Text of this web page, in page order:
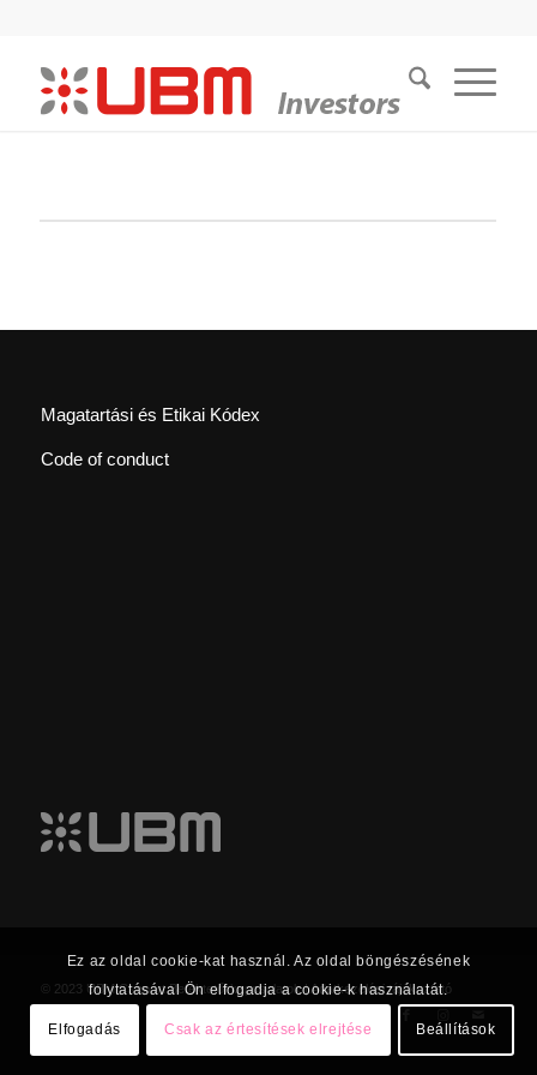
Magatartási és Etikai Kódex
Code of conduct
© 2023 UBM Csoport Befektetői kapcsolatok |Adatkezelési tájékoztató
Ez az oldal cookie-kat használ. Az oldal böngészésének
folytatásával Ön elfogadja a cookie-k használatát.
Elfogadás Csak az értesítések elrejtése Beállítások